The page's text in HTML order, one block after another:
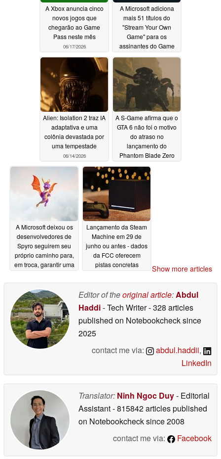
A Xbox anuncia cinco
novos jogos que
chegarão ao Game
Pass neste mês
06/17/2026
A Microsoft adiciona
mais 51 títulos do
"Stream Your Own
Game" para os
assinantes do Game
06/16/2026
Alien: Isolation 2 traz IA
adaptativa e uma
colônia devastada por
uma tempestade
06/14/2026
A S-Game afirma que o
GTA 6 não foi o motivo
do atraso no
lançamento do
Phantom Blade Zero
06/14/2026
A Microsoft deixou os
desenvolvedores de
Spyro seguirem seu
próprio caminho para,
em troca, garantir uma
06/12/2026
Lançamento da Steam
Machine em 29 de
junho ou antes - dados
da FCC oferecem
pistas concretas
Show more articles
Editor of theoriginal article:Abdul
Haddi- Tech Writer- 328 articles
published on Notebookchecksince
2025
contact me via:
abdul.haddii,
LinkedIn
Translator: Ninh Ngoc Duy- Editorial
Assistant- 815842 articles published
on Notebookchecksince 2008
contact me via:
Facebook